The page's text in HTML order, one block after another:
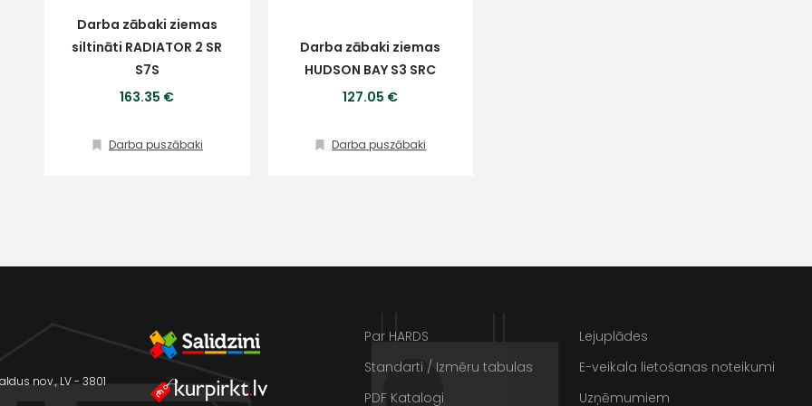
Darba zābaki ziemas
siltināti RADIATOR 2 SR
S7S
163.35 €
Darba puszābaki
Darba zābaki ziemas
HUDSON BAY S3 SRC
127.05 €
Darba puszābaki
nov., LV - 3801
Par HARDS
Standarti / Izmēru tabulas
PDF Katalogi
Lejuplādes
E-veikala lietošanas noteikumi
Uzņēmumiem
Ziņojums
Klientu
atbalsts
info@hards.lv